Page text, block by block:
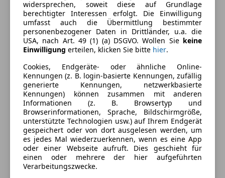
CO₂-Emissionen
34 g/km (komb.)
Ausstattung
Komfort
4-Zonen-Klimaautomatik
Armlehne
Beheizbare Frontscheibe
Berganfahrassistent
Einparkhilfe
Einparkhilfe Sensoren hinten
Einparkhilfe Sensoren vorne
Elektrische Fensterheber
Mehr anzeigen
Farbe und Innenausstattung
Außenfarbe
Grau
Lackierung
Metallic
Farbe der
Innenausstattung
Schwarz
widersprechen, soweit diese auf Grundlage
berechtigter Interessen erfolgt. Die Einwilligung
umfasst auch die Übermittlung bestimmter
personenbezogener Daten in Drittländer, u.a. die
USA, nach Art. 49 (1) (a) DSGVO. Wollen Sie keine
Einwilligung erteilen, klicken Sie bitte hier.
Cookies, Endgeräte- oder ähnliche Online-
Kennungen (z. B. login-basierte Kennungen, zufällig
generierte Kennungen, netzwerkbasierte
Kennungen) können zusammen mit anderen
Informationen (z. B. Browsertyp und
Browserinformationen, Sprache, Bildschirmgröße,
unterstützte Technologien usw.) auf Ihrem Endgerät
gespeichert oder von dort ausgelesen werden, um
es jedes Mal wiederzuerkennen, wenn es eine App
oder einer Webseite aufruft. Dies geschieht für
einen oder mehrere der hier aufgeführten
Verarbeitungszwecke.